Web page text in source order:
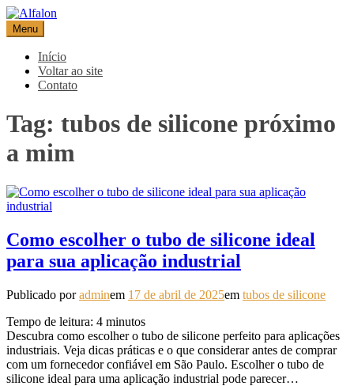
Pular
para
o
conteúdo
Alfalon
comércio e serviços pertinentes aos produtos de embalagens
Menu
Início
Voltar ao site
Contato
Tag: tubos de silicone próximo
a mim
Como escolher o tubo de silicone ideal
para sua aplicação industrial
Publicado poradminem 17 de abril de 2025em tubos de silicone
Tempo de leitura: 4 minutos
Descubra como escolher o tubo de silicone perfeito para aplicações
industriais. Veja dicas práticas e o que considerar antes de comprar
com um fornecedor confiável em São Paulo. Escolher o tubo de
silicone ideal para uma aplicação industrial pode parecer…